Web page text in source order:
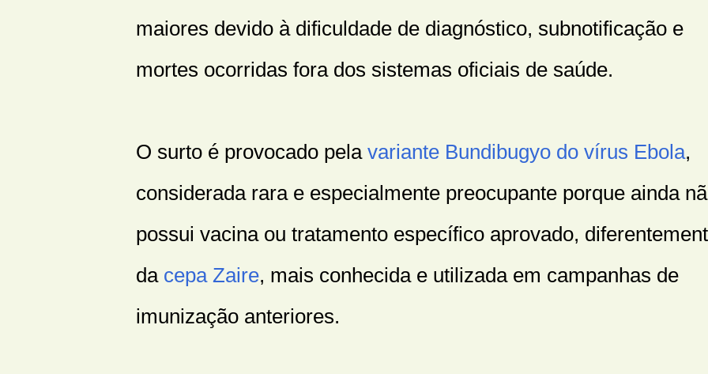
maiores devido à dificuldade de diagnóstico, subnotificação e
mortes ocorridas fora dos sistemas oficiais de saúde.
O surto é provocado pela variante Bundibugyo do vírus Ebola,
considerada rara e especialmente preocupante porque ainda
possui vacina ou tratamento específico aprovado,
da cepa Zaire, mais conhecida e utilizada em campanhas de
imunização anteriores.